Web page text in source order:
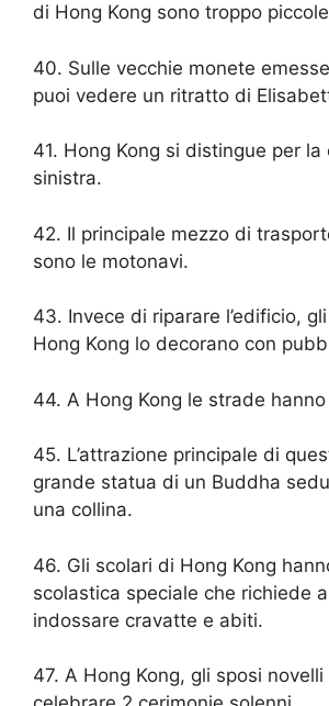
di Hong Kong sono troppo
40. Sulle vecchie monete
puoi vedere un ritratto di
41. Hong Kong si distingue per la
sinistra.
42. Il principale mezzo di
sono le motonavi.
43. Invece di riparare l’edificio,
Hong Kong lo decorano con
44. A Hong Kong le strade
45. L’attrazione principale di
grande statua di un Buddha
una collina.
46. Gli scolari di Hong Kong
scolastica speciale che richiede
indossare cravatte e abiti.
47. A Hong Kong, gli sposi